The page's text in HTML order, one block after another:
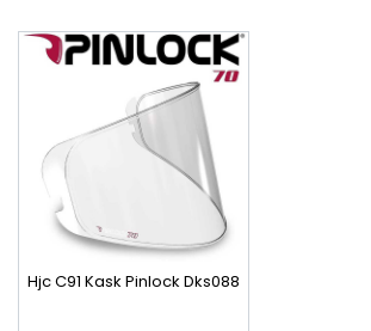
Hjc C91 Kask Pinlock Dks088